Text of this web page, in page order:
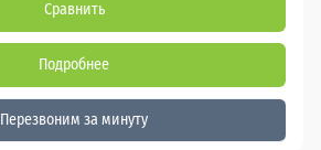
Сравнить
Подробнее
Перезвоним за минуту